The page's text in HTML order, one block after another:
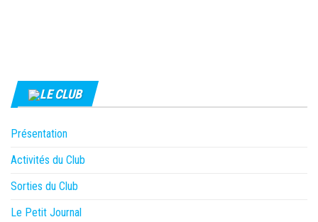
LE CLUB
Présentation
Activités du Club
Sorties du Club
Le Petit Journal